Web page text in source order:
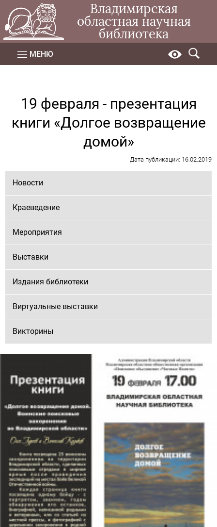
Владимирская
областная научная
библиотека
МЕНЮ
19 февраля - презентация
книги «Долгое возвращение
домой»
Дата публикации: 16.02.2019
Новости
Краеведение
Мероприятия
Выставки
Издания библиотеки
Виртуальные выставки
Викторины